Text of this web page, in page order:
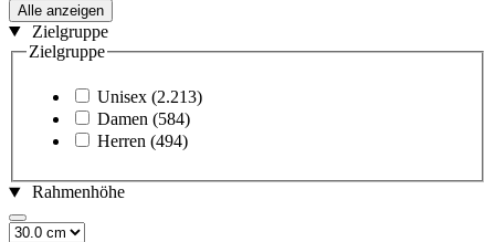
Alle anzeigen
Zielgruppe
Zielgruppe
Unisex (2.213)
Damen (584)
Herren (494)
Rahmenhöhe